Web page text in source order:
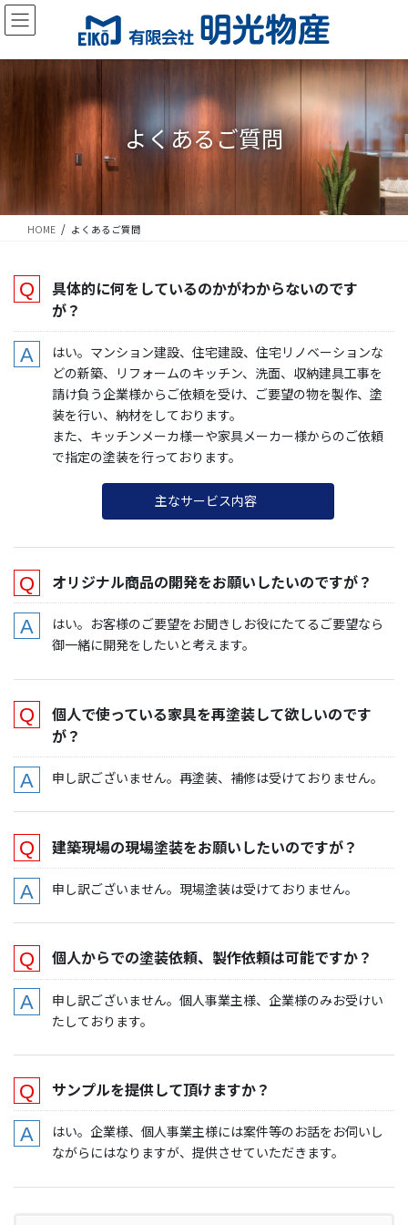
コ
ン
ナ
ビ
動
よくあるご質問
HOME よくあるご質問
具体的に何をしているのかがわからないのです
が？
はい。マンション建設、住宅建設、住宅リノベーションな
どの新築、リフォームのキッチン、洗面、収納建具工事を
請け負う企業様からご依頼を受け、ご要望の物を製作、塗
装を行い、納材をしております。
また、キッチンメーカ様ーや家具メーカー様からのご依頼
で指定の塗装を行っております。
主なサービス内容
オリジナル商品の開発をお願いしたいのですが？
はい。お客様のご要望をお聞きしお役にたてるご要望なら
御一緒に開発をしたいと考えます。
個人で使っている家具を再塗装して欲しいのです
が？
申し訳ございません。再塗装、補修は受けておりません。
建築現場の現場塗装をお願いしたいのですが？
申し訳ございません。現場塗装は受けておりません。
個人からでの塗装依頼、製作依頼は可能ですか？
申し訳ございません。個人事業主様、企業様のみお受けい
たしております。
サンプルを提供して頂けますか？
はい。企業様、個人事業主様には案件等のお話をお伺いし
ながらにはなりますが、提供させていただきます。